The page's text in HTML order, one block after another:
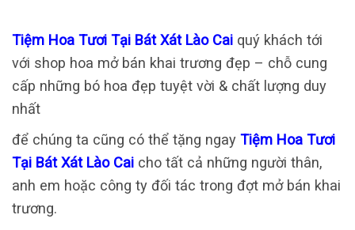
Tiệm Hoa Tươi Tại Bát Xát Lào Cai quý khách tới
với shop hoa mở bán khai trương đẹp – chỗ cung
cấp những bó hoa đẹp tuyệt vời & chất lượng duy
nhất
để chúng ta cũng có thể tặng ngay Tiệm Hoa Tươi
Tại Bát Xát Lào Cai cho tất cả những người thân,
anh em hoặc công ty đối tác trong đợt mở bán khai
trương.